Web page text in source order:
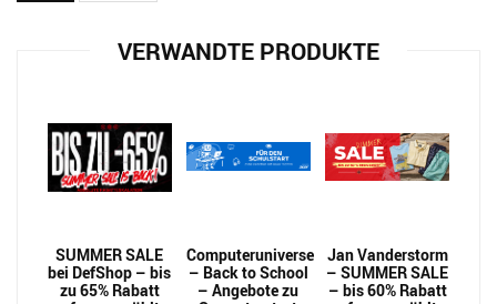
VERWANDTE PRODUKTE
SUMMER SALE
bei DefShop – bis
zu 65% Rabatt
Computeruniverse
– Back to School
– Angebote zu
Jan Vanderstorm
– SUMMER SALE
– bis 60% Rabatt